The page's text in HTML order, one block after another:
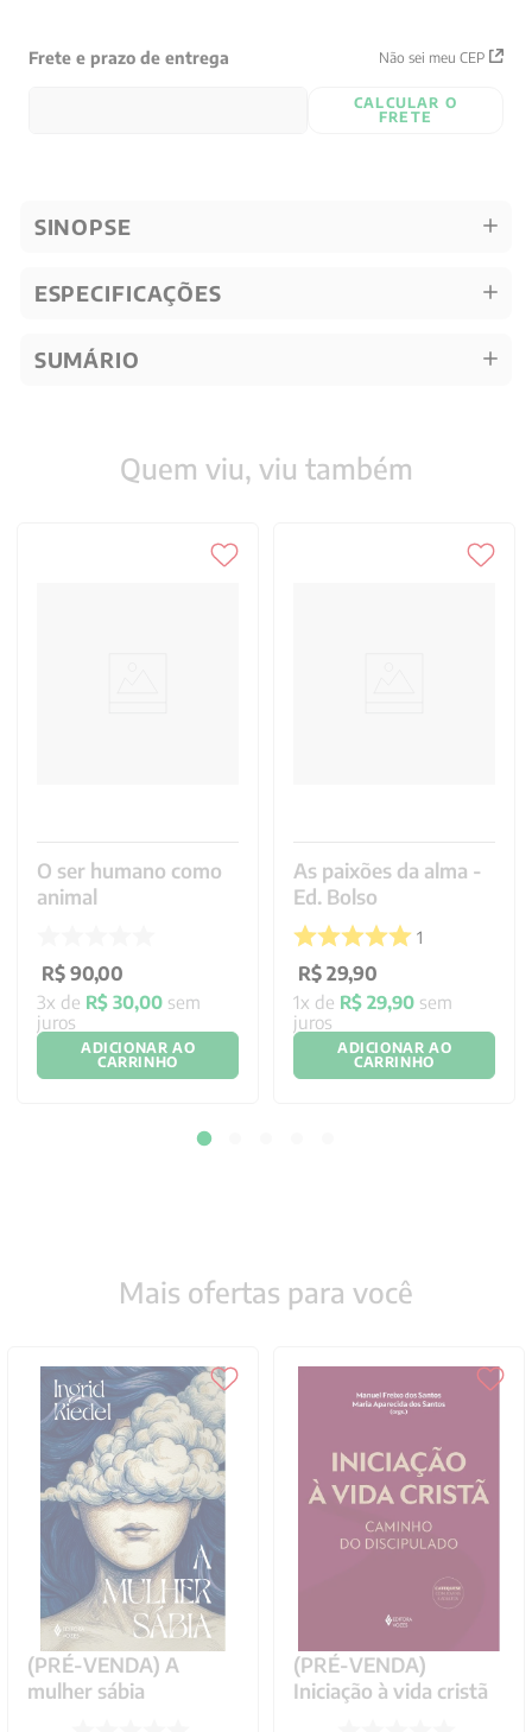
Frete e prazo de entrega Não sei meu CEP
CALCULAR O
FRETE
SINOPSE
ESPECIFICAÇÕES
SUMÁRIO
Quem viu, viu também
O ser humano como
animal
R$ 90,00
3x de R$ 30,00 sem
juros
ADICIONAR AO
CARRINHO
As paixões da alma -
Ed. Bolso
1
R$ 29,90
1x de R$ 29,90 sem
juros
ADICIONAR AO
CARRINHO
Mais ofertas para você
(PRÉ-VENDA) A
mulher sábia
(PRÉ-VENDA)
Iniciação à vida cristã